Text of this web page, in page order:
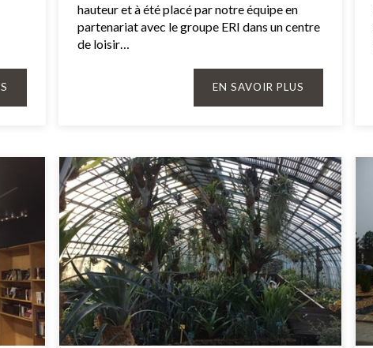
hauteur et à été placé par notre équipe en
partenariat avec le groupe ERI dans un centre
de loisir…
EN SAVOIR PLUS